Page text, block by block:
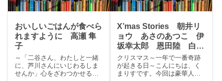
おいしいごはんが食べら
れますように 高瀬 隼
子
～「二谷さん、わたしと一緒
に、芦川さんにいじわるしま
せんか」心をざわつかせる、
X’mas Stories 朝井リ
ョウ あさのあつこ 伊
坂幸太郎 恩田陸 白河
三兎 三浦しをん
クリスマス～一年で一番奇跡
が起きる日～こんにちは、く
まりすです。今回は豪華人気